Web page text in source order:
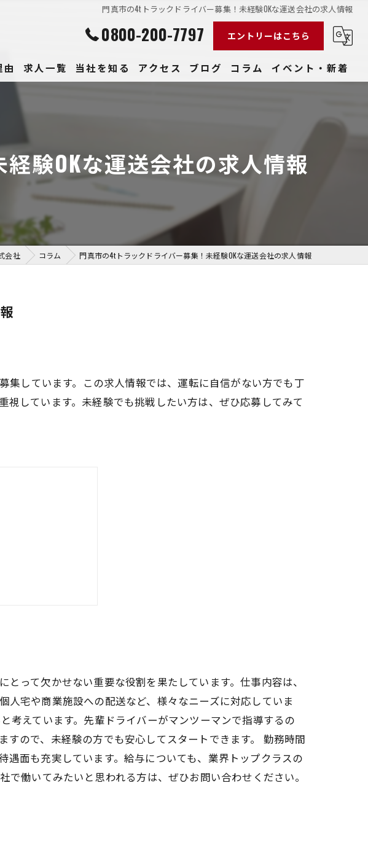
門真市の4tトラックドライバー募集！未経験OKな運送会社の求人情報
0800-200-7797 エントリーはこちら
求人一覧 当社を知る
高収入
アクセス ブログ コラム イベント・新着
験OKな運送会社の求人情報
会社 コラム 門真市の4tトラックドライバー募集！未経験OKな運送会社の求人情報
集しています。この求人情報では、運転に自信がない方でも丁
しています。未経験でも挑戦したい方は、ぜひ応募してみて
って欠かせない重要な役割を果たしています。仕事内容は、
人宅や商業施設への配送など、様々なニーズに対応していま
考えています。先輩ドライバーがマンツーマンで指導するの
ので、未経験の方でも安心してスタートできます。 勤務時間
面も充実しています。給与についても、業界トップクラスの
働いてみたいと思われる方は、ぜひお問い合わせください。